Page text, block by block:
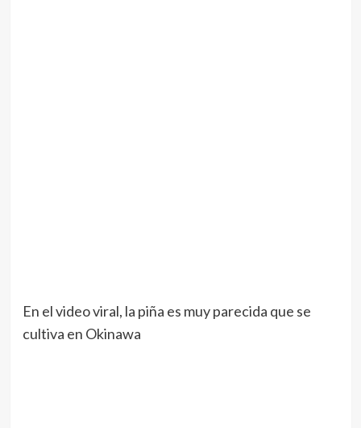
En el video viral, la piña es muy parecida que se
cultiva en Okinawa